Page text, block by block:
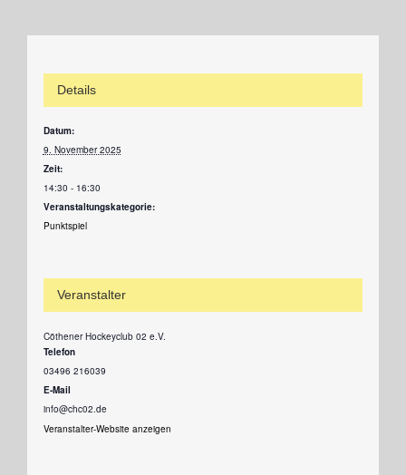
Details
Datum:
9. November 2025
Zeit:
14:30 - 16:30
Veranstaltungskategorie:
Punktspiel
Veranstalter
Cöthener Hockeyclub 02 e.V.
Telefon
03496 216039
E-Mail
info@chc02.de
Veranstalter-Website anzeigen